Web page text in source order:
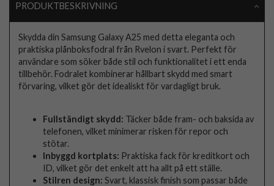
PRODUKTBESKRIVNING
Skydda din Samsung Galaxy A25 med detta eleganta och
praktiska plånboksfodral från Rvelon i svart. Perfekt för
användare som söker både stil och funktionalitet i ett enda
tillbehör. Fodralet kombinerar hållbart skydd med smart
förvaring, vilket gör det idealiskt för vardagligt bruk.
Fullständigt skydd: Täcker både fram- och baksida av
telefonen, vilket minimerar risken för repor och
stötar.
Inbyggd kortplats: Praktiska fack för kreditkort och
ID, vilket gör det enkelt att ha allt på ett ställe.
Stilren design: Svart, klassisk finish som passar både